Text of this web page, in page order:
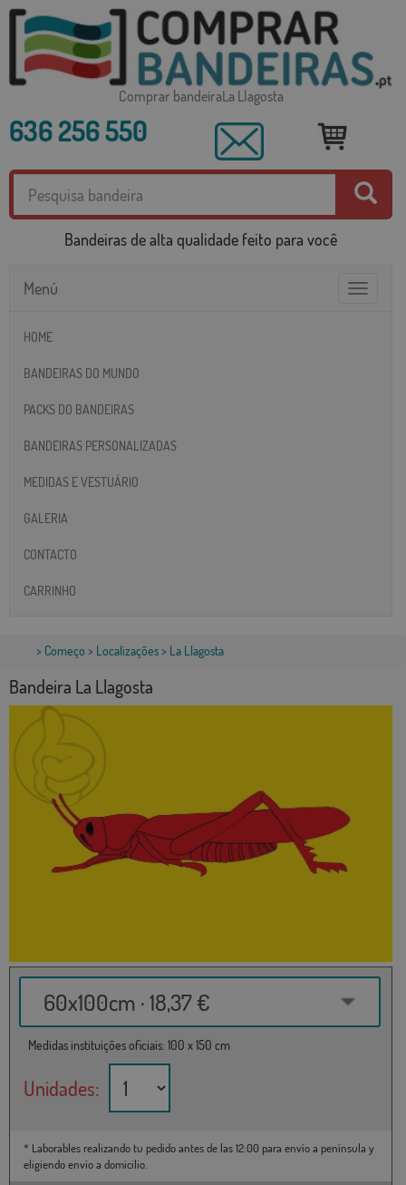
Comprar bandeiraLa Llagosta
636 256 550
Bandeiras de alta qualidade feito para você
Toggle
Menú
HOME
BANDEIRAS DO MUNDO
PACKS DO BANDEIRAS
BANDEIRAS PERSONALIZADAS
MEDIDAS E VESTUÁRIO
GALERIA
CONTACTO
CARRINHO
> Começo > Localizações> La Llagosta
Bandeira La Llagosta
60x100cm · 18,37 €
Medidas instituições oficiais: 100 x 150 cm
Unidades:
* Laborables realizando tu pedido antes de las 12:00 para envío a península y
eligiendo envío a domicilio.